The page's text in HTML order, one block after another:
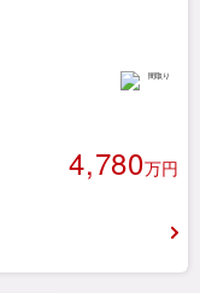
4,780万円